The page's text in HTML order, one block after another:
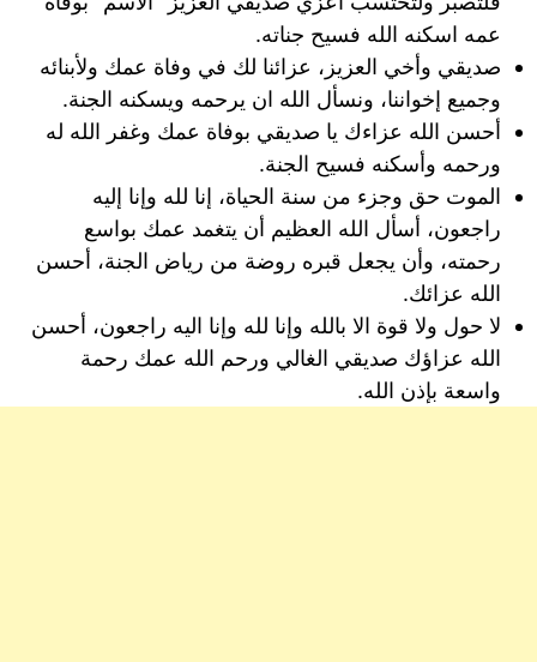
عمه اسكنه الله فسيح جناته.
صديقي وأخي العزيز، عزائنا لك في وفاة عمك ولأبنائه
وجميع إخواننا، ونسأل الله ان يرحمه ويسكنه الجنة.
أحسن الله عزاءك يا صديقي بوفاة عمك وغفر الله له
ورحمه وأسكنه فسيح الجنة.
الموت حق وجزء من سنة الحياة، إنا لله وإنا إليه
راجعون، أسأل الله العظيم أن يتغمد عمك بواسع
رحمته، وأن يجعل قبره روضة من رياض الجنة، أحسن
الله عزائك.
لا حول ولا قوة الا بالله وإنا لله وإنا اليه راجعون، أحسن
الله عزاؤك صديقي الغالي ورحم الله عمك رحمة
واسعة بإذن الله.